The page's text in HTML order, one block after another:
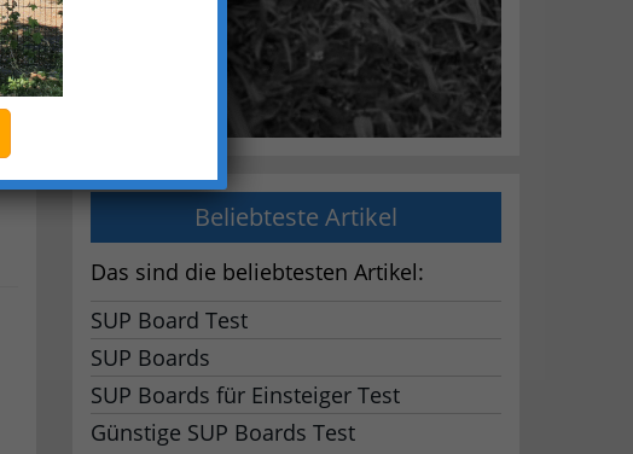
Beliebteste Artikel
Das sind die beliebtesten Artikel:
SUP Board Test
SUP Boards
SUP Boards für Einsteiger Test
Günstige SUP Boards Test